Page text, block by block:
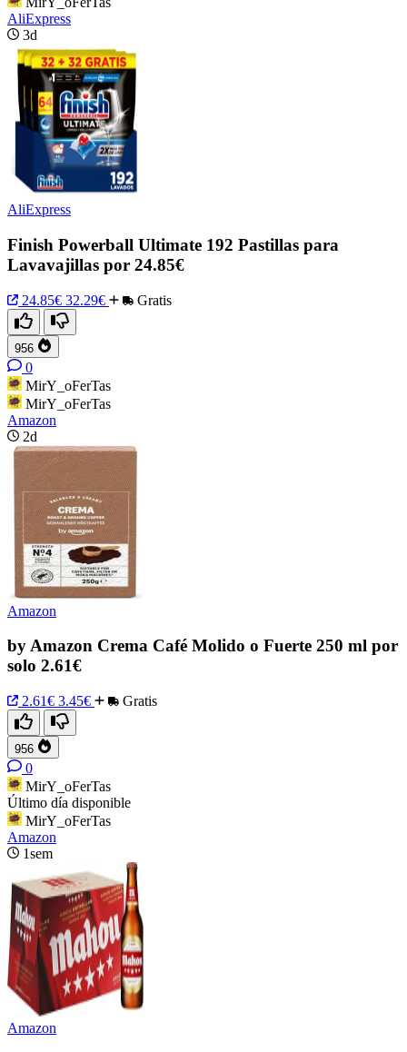
AliExpress
3d
AliExpress
Finish Powerball Ultimate 192 Pastillas para
Lavavajillas por 24.85€
24.85€ 32.29€ Gratis
956
0
MirY_oFerTas
MirY_oFerTas
Amazon
2d
Amazon
by Amazon Crema Café Molido o Fuerte 250 ml por
solo 2.61€
2.61€ 3.45€ Gratis
956
0
MirY_oFerTas
Último día disponible
MirY_oFerTas
Amazon
1sem
Amazon